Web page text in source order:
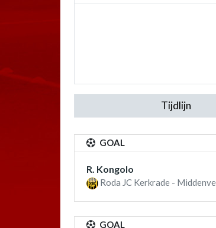
Tijdlijn
GOAL
R. Kongolo
Roda JC Kerkrade -
GOAL